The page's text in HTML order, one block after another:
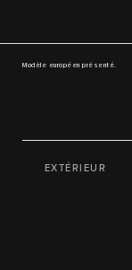
Modèle européen présenté.
EXTÉRIEUR